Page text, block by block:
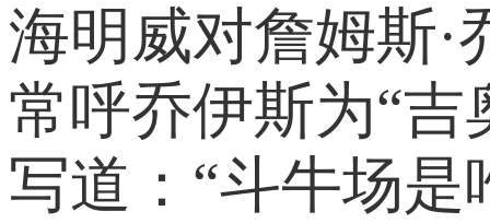
海明威对詹姆斯
常呼乔伊斯为“
写道：“斗牛场